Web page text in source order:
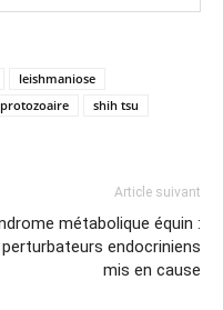
leishmaniose
protozoaire
shih tsu
Article suivant
métabolique équin :
endocriniens
mis en cause